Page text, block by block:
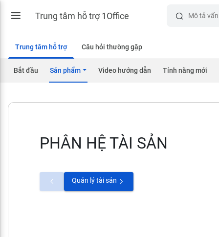
Trung tâm hỗ trợ 1Office
Trung tâm hỗ trợ Câu hỏi thường gặp
Bắt đầu Sản phẩm Video hướng dẫn Tính năng mới
PHÂN HỆ TÀI SẢN
Quản lý tài sản